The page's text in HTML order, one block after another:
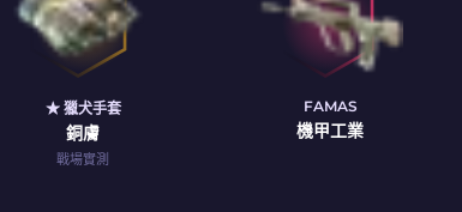
★ 獵犬手套
銅膚
戰場實測
FAMAS
機甲工業